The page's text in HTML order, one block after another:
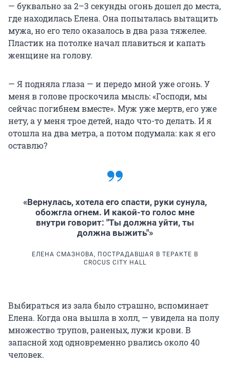
— буквально за 2–3 секунды огонь дошел до места,
где находилась Елена. Она попыталась вытащить
мужа, но его тело оказалось в два раза тяжелее.
Пластик на потолке начал плавиться и капать
женщине на голову.
— Я подняла глаза — и передо мной уже огонь. У
меня в голове проскочила мысль: «Господи, мы
сейчас погибнем вместе». Муж уже мертв, его уже
нету, а у меня трое детей, надо что-то делать. И я
отошла на два метра, а потом подумала: как я его
оставлю?
«Вернулась, хотела его спасти, руки сунула,
обожгла огнем. И какой-то голос мне
внутри говорит: "Ты должна уйти, ты
должна выжить"»
ЕЛЕНА СМАЗНОВА, ПОСТРАДАВШАЯ В ТЕРАКТЕ В
CROCUS CITY HALL
Выбираться из зала было страшно, вспоминает
Елена. Когда она вышла в холл, — увидела на полу
множество трупов, раненых, лужи крови. В
запасной ход одновременно рвались около 40
человек.